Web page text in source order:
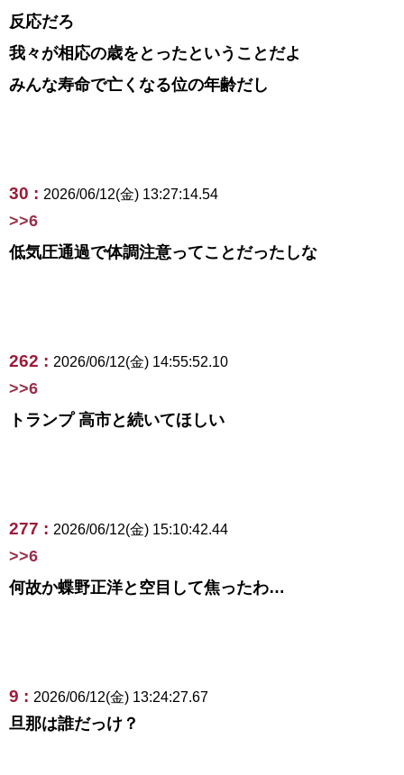
反応だろ
我々が相応の歳をとったということだよ
みんな寿命で亡くなる位の年齢だし
30 : 2026/06/12(金) 13:27:14.54
>>6
低気圧通過で体調注意ってことだったしな
262 : 2026/06/12(金) 14:55:52.10
>>6
トランプ 高市と続いてほしい
277 : 2026/06/12(金) 15:10:42.44
>>6
何故か蝶野正洋と空目して焦ったわ…
9 : 2026/06/12(金) 13:24:27.67
旦那は誰だっけ？